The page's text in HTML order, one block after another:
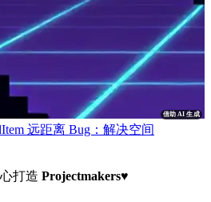
借助 AI 生成
远距离 Bug：解决空间
打造 Projectmakers♥